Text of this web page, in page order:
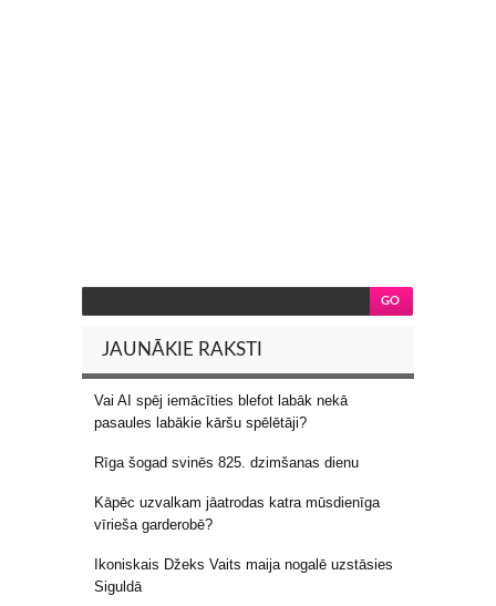
JAUNĀKIE RAKSTI
Vai AI spēj iemācīties blefot labāk nekā
pasaules labākie kāršu spēlētāji?
Rīga šogad svinēs 825. dzimšanas dienu
Kāpēc uzvalkam jāatrodas katra mūsdienīga
vīrieša garderobē?
Ikoniskais Džeks Vaits maija nogalē uzstāsies
Siguldā